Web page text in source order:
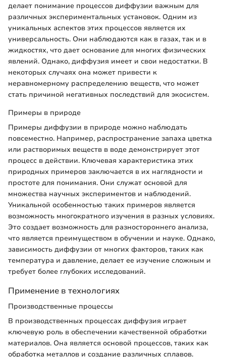
делает понимание процессов диффузии важным для
различных экспериментальных установок. Одним из
уникальных аспектов этих процессов является их
универсальность. Они наблюдаются как в газах, так и в
жидкостях, что дает основание для многих физических
явлений. Однако, диффузия имеет и свои недостатки. В
некоторых случаях она может привести к
неравномерному распределению веществ, что может
стать причиной негативных последствий для экосистем.
Примеры в природе
Примеры диффузии в природе можно наблюдать
повсеместно. Например, распространение запаха цветка
или растворимых веществ в воде демонстрирует этот
процесс в действии. Ключевая характеристика этих
природных примеров заключается в их наглядности и
простоте для понимания. Они служат основой для
множества научных экспериментов и наблюдений.
Уникальной особенностью таких примеров является
возможность многократного изучения в разных условиях.
Это создает возможность для разностороннего анализа,
что является преимуществом в обучении и науке. Однако,
зависимость диффузии от многих факторов, таких как
температура и давление, делает ее изучение сложным и
требует более глубоких исследований.
Применение в технологиях
Производственные процессы
В производственных процессах диффузия играет
ключевую роль в обеспечении качественной обработки
материалов. Она является основой процессов, таких как
обработка металлов и создание различных сплавов.